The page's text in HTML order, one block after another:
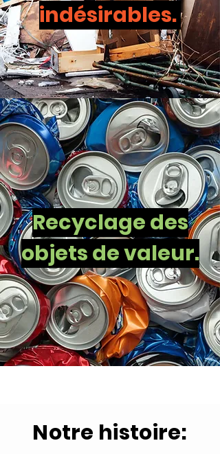
indésirables.
Recyclage des
objets de valeur.
Notre histoire: